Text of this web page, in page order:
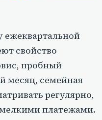
ежеквартальной
свойство
пробный
месяц, семейная
регулярно,
платежами.